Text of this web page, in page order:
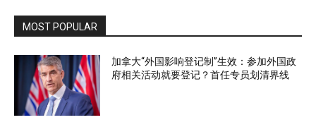
MOST POPULAR
加拿大“外国影响登记制”生效：参加外国政
府相关活动就要登记？首任专员划清界线